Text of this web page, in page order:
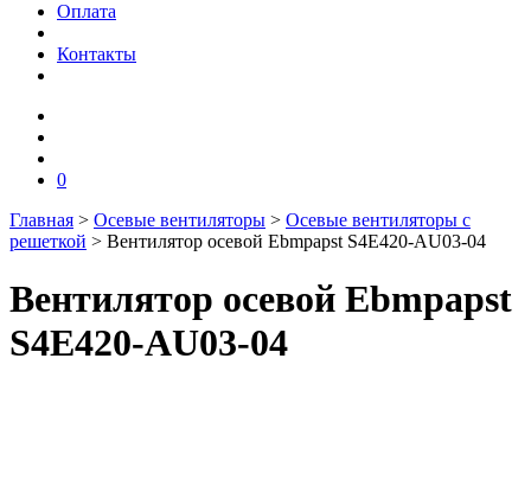
Оплата
Контакты
0
Главная > Осевые вентиляторы > Осевые вентиляторы с
решеткой > Вентилятор осевой Ebmpapst S4E420-AU03-04
Вентилятор осевой Ebmpapst
S4E420-AU03-04